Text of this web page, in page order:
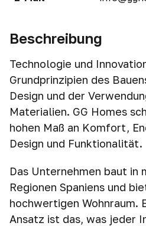
Beschreibung
Technologie und
Grundprinzipien des
Design und der
Materialien. GG Homes
hohen Maß an Komfort,
Design und Funktionalität.
Das Unternehmen baut in
Regionen Spaniens und
hochwertigen Wohnraum.
Ansatz ist das, was jeder